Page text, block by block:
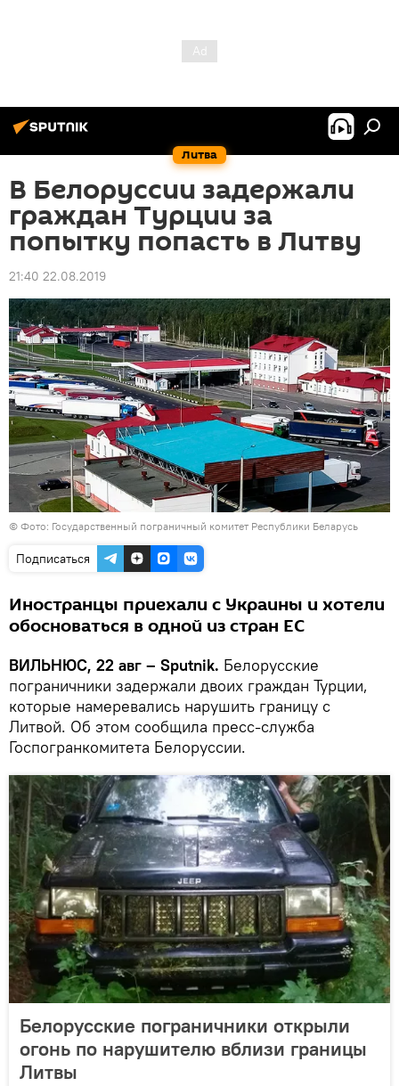
Литва
В Белоруссии задержали
граждан Турции за
попытку попасть в Литву
21:40 22.08.2019
© Фото: Государственный пограничный комитет Республики Беларусь
Подписаться
Иностранцы приехали с Украины и хотели
обосноваться в одной из стран ЕС
ВИЛЬНЮС, 22 авг – Sputnik. Белорусские
пограничники задержали двоих граждан Турции,
которые намеревались нарушить границу с
Литвой. Об этом сообщила пресс-служба
Госпогранкомитета Белоруссии.
Белорусские пограничники открыли
огонь по нарушителю вблизи границы
Литвы